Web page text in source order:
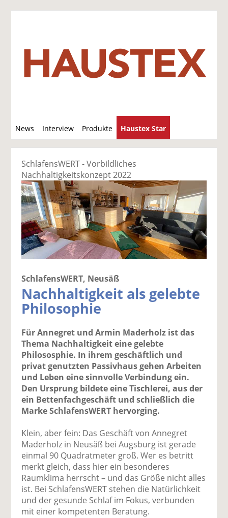
News Interview Produkte Haustex Star
u
c
SchlafensWERT - Vorbildliches
Nachhaltigkeitskonzept 2022
SchlafensWERT, Neusäß
Nachhaltigkeit als gelebte
Philosophie
Für Annegret und Armin Maderholz ist das
Thema Nachhaltigkeit eine gelebte
Philososphie. In ihrem geschäftlich und
privat genutzten Passivhaus gehen Arbeiten
und Leben eine sinnvolle Verbindung ein.
Den Ursprung bildete eine Tischlerei, aus der
ein Bettenfachgeschäft und schließlich die
Marke SchlafensWERT hervorging.
Klein, aber fein: Das Geschäft von Annegret
Maderholz in Neusäß bei Augsburg ist gerade
einmal 90 Quadratmeter groß. Wer es betritt
merkt gleich, dass hier ein besonderes
Raumklima herrscht – und das Größe nicht alles
ist. Bei SchlafensWERT stehen die Natürlichkeit
und der gesunde Schlaf im Fokus, verbunden
mit einer kompetenten Beratung.